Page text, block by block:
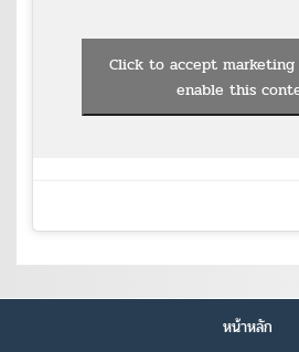
Click to accept marketing
enable this
หน้าหลัก